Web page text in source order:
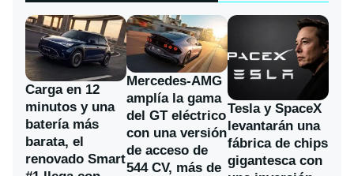
Carga en 12
minutos y una
batería más
barata, el
renovado Smart
Mercedes-AMG
amplía la gama
del GT eléctrico
con una versión
de acceso de
544 CV, más de
Tesla y SpaceX
levantarán una
fábrica de chips
gigantesca con